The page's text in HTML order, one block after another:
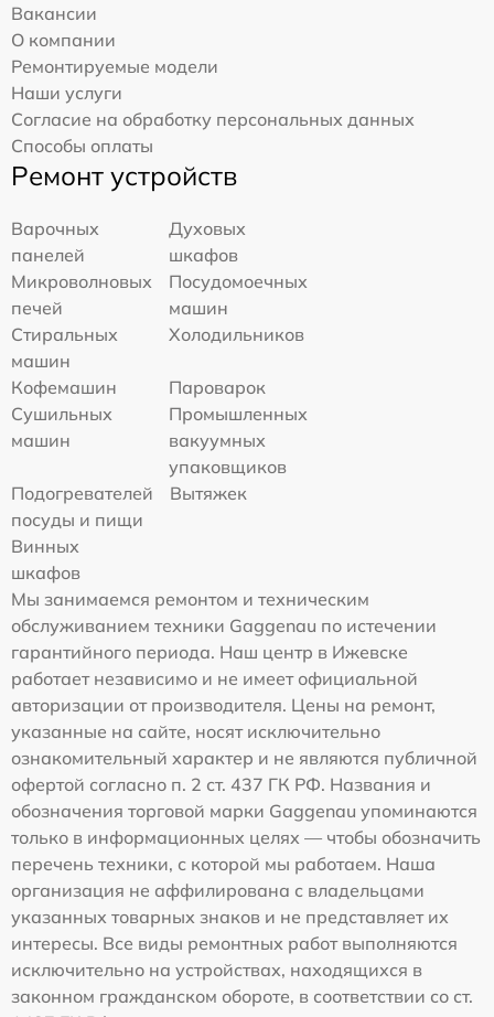
Вакансии
О компании
Ремонтируемые модели
Наши услуги
Согласие на обработку персональных данных
Способы оплаты
Ремонт устройств
Варочных
панелей
Духовых
шкафов
Микроволновых
печей
Посудомоечных
машин
Стиральных
машин
Холодильников
Кофемашин
Пароварок
Сушильных
машин
Промышленных
вакуумных
упаковщиков
Подогревателей
посуды и пищи
Вытяжек
Винных
шкафов
Мы занимаемся ремонтом и техническим
обслуживанием техники Gaggenau по истечении
гарантийного периода. Наш центр в Ижевске
работает независимо и не имеет официальной
авторизации от производителя. Цены на ремонт,
указанные на сайте, носят исключительно
ознакомительный характер и не являются публичной
офертой согласно п. 2 ст. 437 ГК РФ. Названия и
обозначения торговой марки Gaggenau упоминаются
только в информационных целях — чтобы обозначить
перечень техники, с которой мы работаем. Наша
организация не аффилирована с владельцами
указанных товарных знаков и не представляет их
интересы. Все виды ремонтных работ выполняются
исключительно на устройствах, находящихся в
законном гражданском обороте, в соответствии со ст.